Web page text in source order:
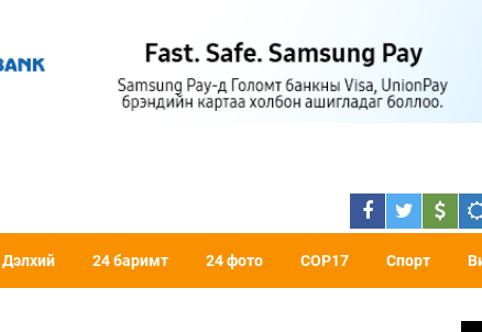
Дэлхий 24 баримт 24 фото COP17 Спорт